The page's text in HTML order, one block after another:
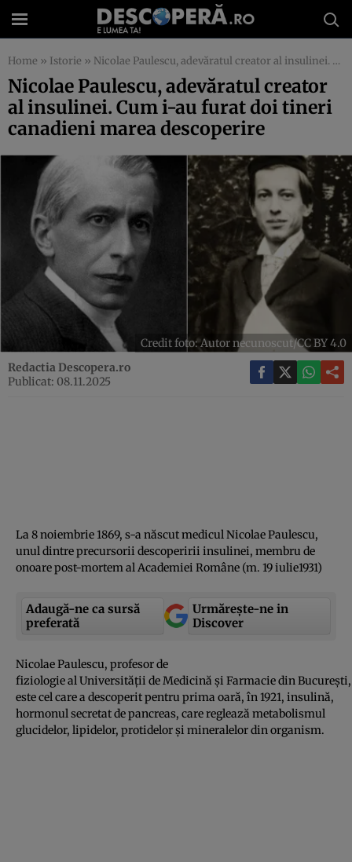
Home » Istorie » Nicolae Paulescu, adevăratul creator al insulinei. Cum i-au furat doi tineri canadieni marea descoperire
Nicolae Paulescu, adevăratul creator
al insulinei. Cum i-au furat doi tineri
canadieni marea descoperire
Credit foto: Autor necunoscut/CC BY 4.0
Redactia Descopera.ro
Publicat: 08.11.2025
La 8 noiembrie 1869, s-a născut medicul Nicolae Paulescu,
unul dintre precursorii descoperirii insulinei, membru de
onoare post-mortem al Academiei Române (m. 19 iulie1931)
Adaugă-ne ca sursă
preferată
Urmărește-ne in
Discover
Nicolae Paulescu, profesor de
fiziologie al Universității de Medicină și Farmacie din București,
este cel care a descoperit pentru prima oară, în 1921, insulină,
hormonul secretat de pancreas, care reglează metabolismul
glucidelor, lipidelor, protidelor și mineralelor din organism.